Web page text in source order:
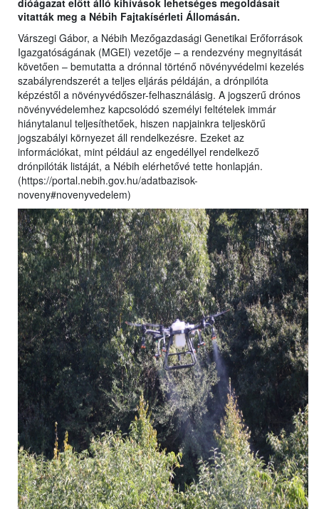
dióágazat előtt álló kihívások lehetséges megoldásait
vitatták meg a Nébih Fajtakísérleti Állomásán.
Várszegi Gábor, a Nébih Mezőgazdasági Genetikai Erőforrások
Igazgatóságának (MGEI) vezetője – a rendezvény megnyitását
követően – bemutatta a drónnal történő növényvédelmi kezelés
szabályrendszerét a teljes eljárás példáján, a drónpilóta
képzéstől a növényvédőszer-felhasználásig. A jogszerű drónos
növényvédelemhez kapcsolódó személyi feltételek immár
hiánytalanul teljesíthetőek, hiszen napjainkra teljeskörű
jogszabályi környezet áll rendelkezésre. Ezeket az
információkat, mint például az engedéllyel rendelkező
drónpilóták listáját, a Nébih elérhetővé tette honlapján.
(https://portal.nebih.gov.hu/adatbazisok-
noveny#novenyvedelem)